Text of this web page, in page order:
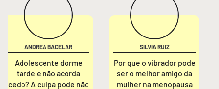
ANDREA BACELAR
Adolescente dorme
tarde e não acorda
cedo? A culpa pode não
SILVIA RUIZ
Por que o vibrador pode
ser o melhor amigo da
mulher na menopausa